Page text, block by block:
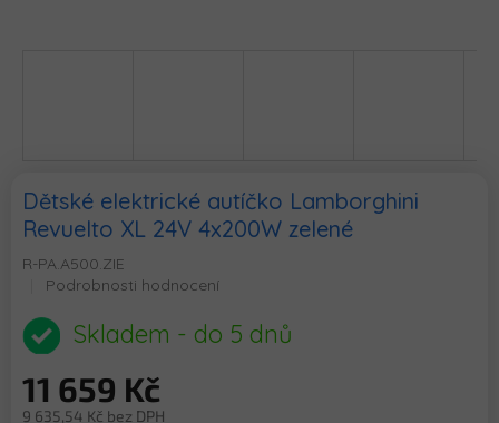
Dětské elektrické autíčko Lamborghini
Revuelto XL 24V 4x200W zelené
R-PA.A500.ZIE
Průměrné
produktu
je
5
Podrobnosti hodnocení
Skladem - do 5 dnů
11 659 Kč
9 635,54 Kč bez DPH